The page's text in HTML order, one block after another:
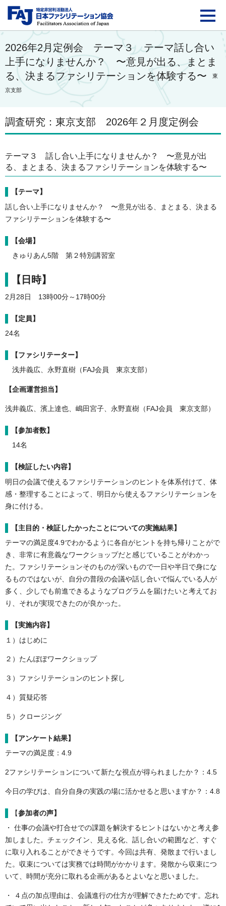
FAJ：特定非営利活動
2026年2月定例会 テーマ３ テーマ話し合い
上手になりませんか？ 〜意見が出る、まとま
る、決まるファシリテーションを体験する〜
東
京支部
調査研究：東京支部 2026年２月度定例会
テーマ３ 話し合い上手になりませんか？ 〜意見が出
る、まとまる、決まるファシリテーションを体験する〜
【テーマ】
話し合い上手になりませんか？ 〜意見が出る、まとまる、決まる
ファシリテーションを体験する〜
【会場】
きゅりあん5階 第２特別講習室
【日時】
2月28日 13時00分～17時00分
【定員】
24名
【ファシリテーター】
浅井義広、永野直樹（FAJ会員 東京支部）
【企画運営担当】
浅井義広、濱上達也、嶋田宮子、永野直樹（FAJ会員 東京支部）
【参加者数】
14名
【検証したい内容】
明日の会議で使えるファシリテーションのヒントを体系付けて、体
感・整理することによって、明日から使えるファシリテーションを
身に付ける。
【主目的・検証したかったことについての実施結果】
テーマの満足度4.9でわかるように各自がヒントを持ち帰りことがで
き、非常に有意義なワークショップだと感じていることがわかっ
た。ファシリテーションそのものが深いもので一日や半日で身にな
るものではないが、自分の普段の会議や話し合いで悩んでいる人が
多く、少しでも前進できるようなプログラムを届けたいと考えてお
り、それが実現できたのが良かった。
【実施内容】
１）はじめに
２）たんぽぽワークショップ
３）ファシリテーションのヒント探し
４）質疑応答
５）クロージング
【アンケート結果】
テーマの満足度：4.9
2ファシリテーションについて新たな視点が得られましたか？：4.5
今日の学びは、自分自身の実践の場に活かせると思いますか？：4.8
【参加者の声】
・ 仕事の会議や打合せでの課題を解決するヒントはないかと考え参
加しました。チェックイン、見える化、話し合いの範囲など、すぐ
に取り入れることができそうです。今回は共有、発散まで行いまし
た。収束については実務では時間がかかります。発散から収束につ
いて、時間が充分に取れる企画があるとよいなと思いました。
・ ４点の加点理由は、会議進行の仕方が理解できたためです。忘れ